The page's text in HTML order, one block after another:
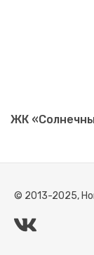
ЖК
© 2013-2025,